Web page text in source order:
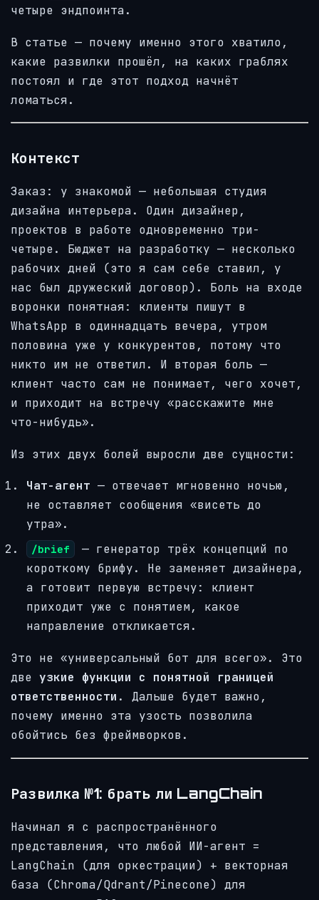
четыре эндпоинта.
В статье — почему именно этого хватило,
какие развилки прошёл, на каких граблях
постоял и где этот подход начнёт
ломаться.
Контекст
Заказ: у знакомой — небольшая студия
дизайна интерьера. Один дизайнер,
проектов в работе одновременно три-
четыре. Бюджет на разработку — несколько
рабочих дней (это я сам себе ставил, у
нас был дружеский договор). Боль на входе
воронки понятная: клиенты пишут в
WhatsApp в одиннадцать вечера, утром
половина уже у конкурентов, потому что
никто им не ответил. И вторая боль —
клиент часто сам не понимает, чего хочет,
и приходит на встречу «расскажите мне
что-нибудь».
Из этих двух болей выросли две сущности:
Чат-агент — отвечает мгновенно ночью,
не оставляет сообщения «висеть до
утра».
/brief
— генератор трёх концепций по
короткому брифу. Не заменяет дизайнера,
а готовит первую встречу: клиент
приходит уже с понятием, какое
направление откликается.
Это не «универсальный бот для всего». Это
две узкие функции с понятной границей
ответственности . Дальше будет важно,
почему именно эта узость позволила
обойтись без фреймворков.
Развилка №1: брать ли LangChain
Начинал я с распространённого
представления, что любой ИИ-агент =
LangChain (для оркестрации) + векторная
база (Chroma/Qdrant/Pinecone) для